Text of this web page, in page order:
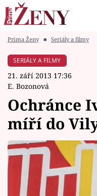
Módní alarm
Témata
Celebrity
Vztahy
Prima Ženy ■ Seriály a filmy
SERIÁLY A FILMY
21. září 2013 17:36
E. Bozonová
Ochránce
míří do